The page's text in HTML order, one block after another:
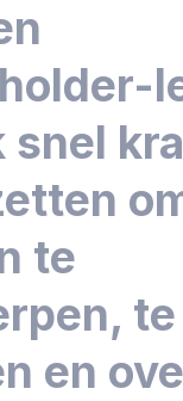
snel
te
en